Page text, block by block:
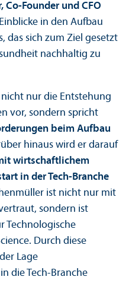
Co-Founder und CFO
in den Aufbau
das sich zum Ziel gesetzt
nachhaltig zu
nur die Entstehung
vor, sondern spricht
beim Aufbau
hinaus wird er darauf
wirtschaft­lichem
in der Tech-Branche
ist nicht nur mit
sondern ist
Technologische
Durch diese
Lage
die Tech-Branche